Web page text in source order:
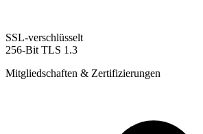
SSL-verschlüsselt
256-Bit TLS 1.3
Mitgliedschaften & Zertifizierungen